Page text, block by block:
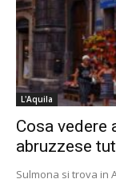
L'Aquila
Cosa vedere
abruzzese
Sulmona si trova in